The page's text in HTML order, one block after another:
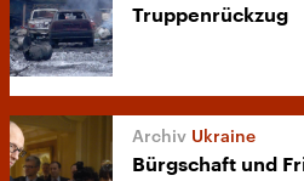
Truppenrückzug
Ukraine
Bürgschaft und